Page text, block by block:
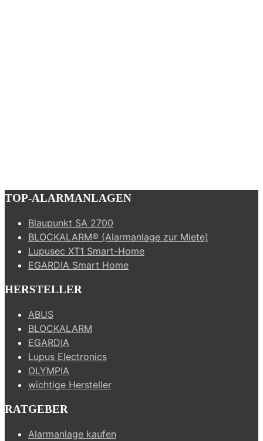
TOP-ALARMANLAGEN
Blaupunkt SA 2700
BLOCKALARM® (Alarmanlage zur Miete)
Lupusec XT1 Smart-Home
EGARDIA Smart Home
HERSTELLER
ABUS
BLOCKALARM
EGARDIA
Lupus Electronics
OLYMPIA
wichtige Hersteller
RATGEBER
Alarmanlage kaufen